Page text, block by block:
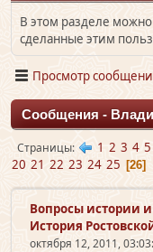
В этом разделе
сделанные этим
Просмотр
Сообщения -
Страницы 1 2 3 4 5
20 21 22 23 24 25 26
Вопросы истории
История
октября 12, 2011,